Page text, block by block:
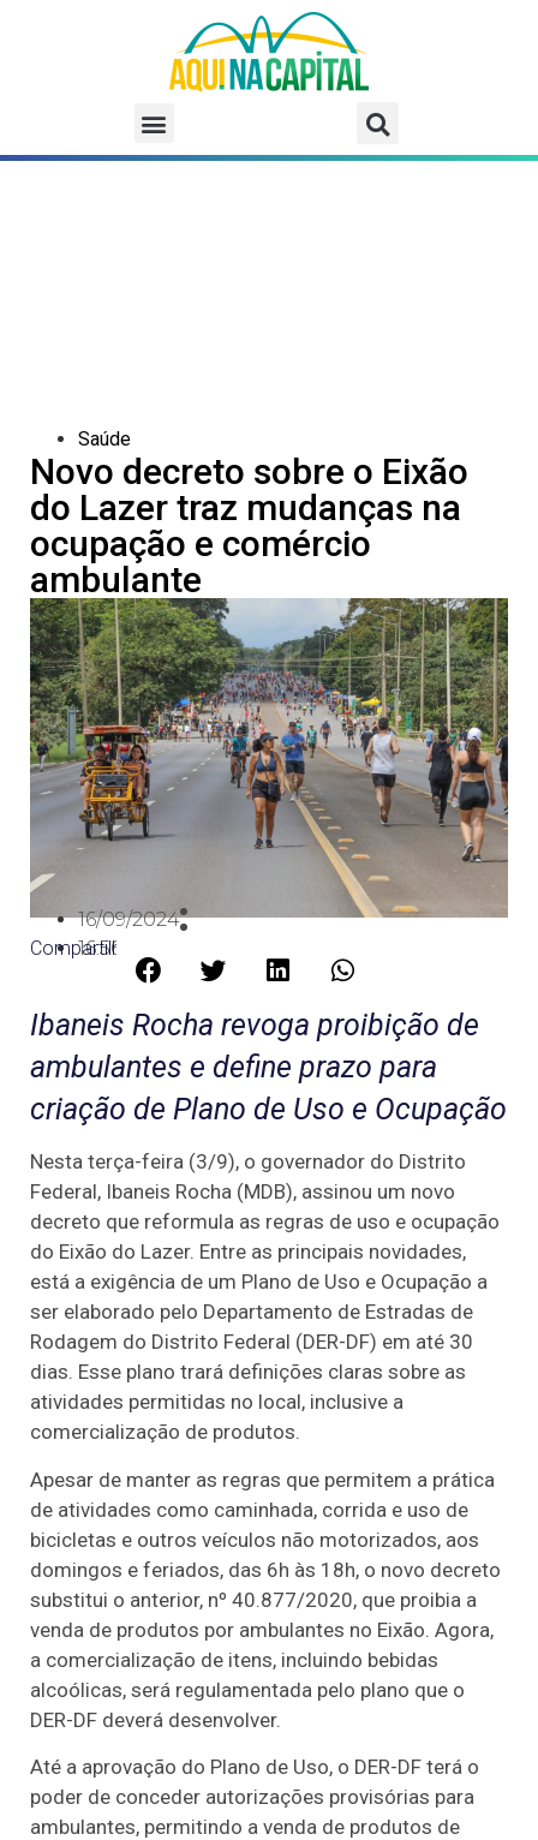
Saúde
Novo decreto sobre o Eixão
do Lazer traz mudanças na
ocupação e comércio
ambulante
16/09/2024
16:56
Compartilhe:
Ibaneis Rocha revoga proibição de
ambulantes e define prazo para
criação de Plano de Uso e Ocupação
Nesta terça-feira (3/9), o governador do Distrito
Federal, Ibaneis Rocha (MDB), assinou um novo
decreto que reformula as regras de uso e ocupação
do Eixão do Lazer. Entre as principais novidades,
está a exigência de um Plano de Uso e Ocupação a
ser elaborado pelo Departamento de Estradas de
Rodagem do Distrito Federal (DER-DF) em até 30
dias. Esse plano trará definições claras sobre as
atividades permitidas no local, inclusive a
comercialização de produtos.
Apesar de manter as regras que permitem a prática
de atividades como caminhada, corrida e uso de
bicicletas e outros veículos não motorizados, aos
domingos e feriados, das 6h às 18h, o novo decreto
substitui o anterior, nº 40.877/2020, que proibia a
venda de produtos por ambulantes no Eixão. Agora,
a comercialização de itens, incluindo bebidas
alcoólicas, será regulamentada pelo plano que o
DER-DF deverá desenvolver.
Até a aprovação do Plano de Uso, o DER-DF terá o
poder de conceder autorizações provisórias para
ambulantes, permitindo a venda de produtos de